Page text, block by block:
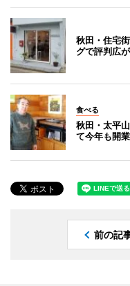
秋田・住宅
グで評判広
食べる
秋田・太平
て今年も開
前の記